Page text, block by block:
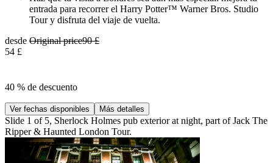
entrada para recorrer el Harry Potter™ Warner Bros. Studio
Tour y disfruta del viaje de vuelta.
desde Original price90 £
54 £
40 % de descuento
Ver fechas disponibles Más detalles
Slide 1 of 5, Sherlock Holmes pub exterior at night, part of Jack The
Ripper & Haunted London Tour.